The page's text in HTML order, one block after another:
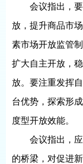
会议指出，
放，提升商品市
素市场开放监管
扩大自主开放，
放。要注重发挥
台优势，探索形
度型开放效能。
会议指出，
的桥梁，对促进